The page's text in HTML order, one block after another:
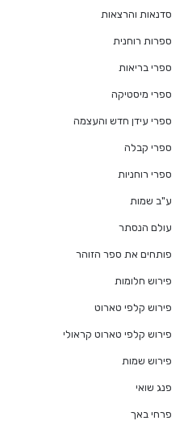
סדנאות והרצאות
ספרות רוחנית
ספרי בריאות
ספרי מיסטיקה
ספרי עידן חדש והעצמה
ספרי קבלה
ספרי רוחניות
ע"ב שמות
עולם הנסתר
פותחים את ספר הזוהר
פירוש חלומות
פירוש קלפי טארוט
פירוש קלפי טארוט קראולי
פירוש שמות
פנג שואי
פרחי באך